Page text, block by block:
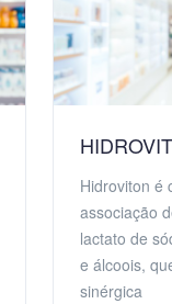
Hidroviton é
associação
lactato de
e álcoois,
sinérgica